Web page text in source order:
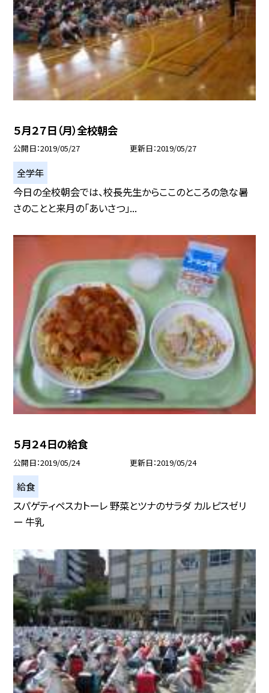
５月２７日（月）全校朝会
公開日 2019/05/27 更新日 2019/05/27
全学年
今日の全校朝会では、校長先生からここのところの急な暑
さのことと来月の「あいさつ」...
５月２４日の給食
公開日 2019/05/24 更新日 2019/05/24
給食
スパゲティペスカトーレ 野菜とツナのサラダ カルピスゼリ
ー 牛乳